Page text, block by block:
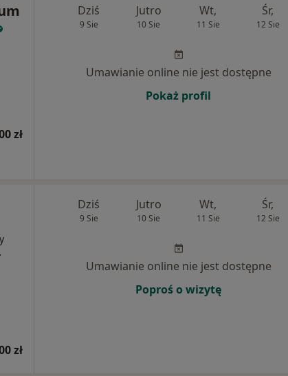
zł
Dziś
9 Sie
Jutro
10 Sie
Wt,
11 Sie
Śr,
12 Sie
Umawianie online nie jest dostępne
Pokaż profil
·
zł
Dziś
9 Sie
Jutro
10 Sie
Wt,
11 Sie
Śr,
12 Sie
Umawianie online nie jest dostępne
Poproś o wizytę